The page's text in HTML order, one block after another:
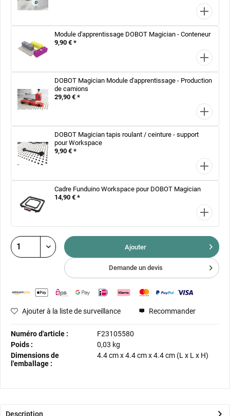
Module d'apprentissage DOBOT Magician - Conteneur
9,90 € *
DOBOT Magician Module d'apprentissage - Production
de camions
29,90 € *
DOBOT Magician tapis roulant / ceinture - support
pour Workspace
9,90 € *
Cadre Funduino Workspace pour DOBOT Magician
14,90 € *
Ajouter
Demande un devis
Ajouter à la liste de surveillance Recommander
Numéro d'article :
F23105580
Poids :
0,03 kg
Dimensions de
l'emballage :
4.4 cmx4.4 cmx4.4 cm (L x L x H)
Description